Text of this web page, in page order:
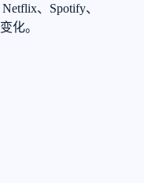
、Spotify、
化。